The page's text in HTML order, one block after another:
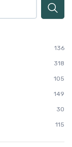
136
318
105
149
30
115